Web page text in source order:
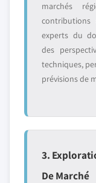
marchés
contributions
experts du
des
techniques,
prévisions de
3.
De Marché